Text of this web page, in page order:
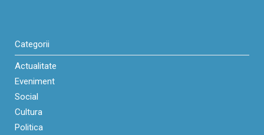
Categorii
Actualitate
Eveniment
Social
Cultura
Politica